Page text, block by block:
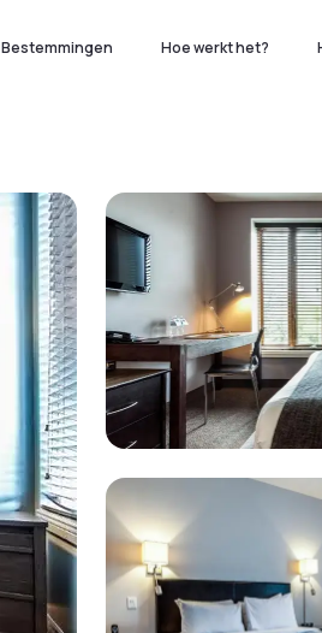
Bestemmingen Hoe werkt het?